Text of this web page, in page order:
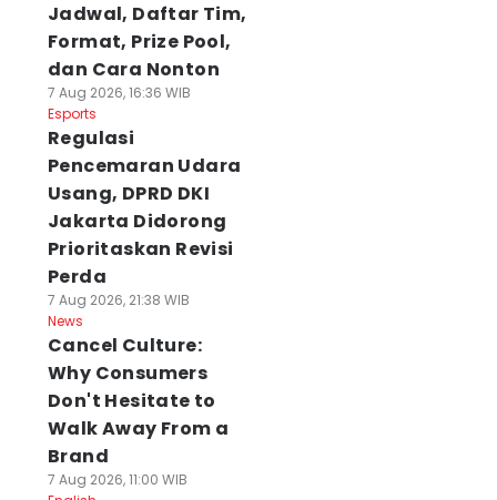
Jadwal, Daftar Tim,
Format, Prize Pool,
dan Cara Nonton
7 Aug 2026, 16:36 WIB
Esports
Regulasi
Pencemaran Udara
Usang, DPRD DKI
Jakarta Didorong
Prioritaskan Revisi
Perda
7 Aug 2026, 21:38 WIB
News
Cancel Culture:
Why Consumers
Don't Hesitate to
Walk Away From a
Brand
7 Aug 2026, 11:00 WIB